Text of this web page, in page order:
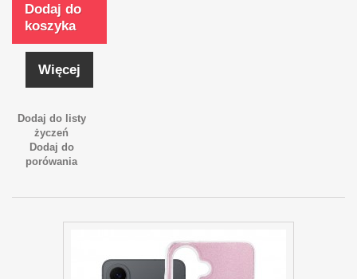
Dodaj do
koszyka
Więcej
Dodaj do listy
życzeń
Dodaj do
porówania